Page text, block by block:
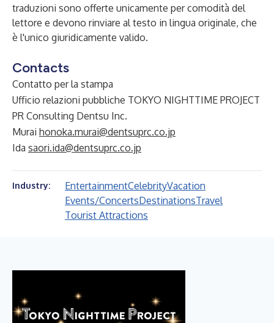
traduzioni sono offerte unicamente per comodità del
lettore e devono rinviare al testo in lingua originale, che
è l'unico giuridicamente valido.
Contacts
Contatto per la stampa
Ufficio relazioni pubbliche TOKYO NIGHTTIME PROJECT
PR Consulting Dentsu Inc.
Murai honoka.murai@dentsuprc.co.jp
Ida saori.ida@dentsuprc.co.jp
Industry: EntertainmentCelebrityVacation
Events/ConcertsDestinationsTravel
Tourist Attractions